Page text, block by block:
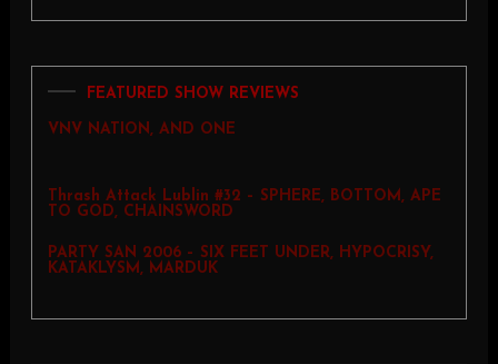
FEATURED SHOW REVIEWS
VNV NATION, AND ONE
Thrash Attack Lublin #32 – SPHERE, BOTTOM, APE
TO GOD, CHAINSWORD
PARTY SAN 2006 – SIX FEET UNDER, HYPOCRISY,
KATAKLYSM, MARDUK